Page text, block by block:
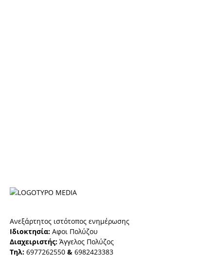
Ανεξάρτητος ιστότοπος ενημέρωσης
Ιδιοκτησία: Αφοι Πολύζου
Διαχειριστής: Άγγελος Πολύζος
Τηλ: 6977262550 & 6982423383